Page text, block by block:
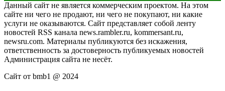
Данный сайт не является коммерческим проектом. На этом
сайте ни чего не продают, ни чего не покупают, ни какие
услуги не оказываются. Сайт представляет собой ленту
новостей RSS канала news.rambler.ru, kommersant.ru,
newsru.com. Материалы публикуются без искажения,
ответственность за достоверность публикуемых новостей
Администрация сайта не несёт.
Сайт от bmb1 @ 2024